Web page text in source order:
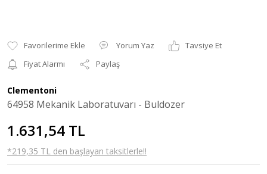
Yorum Yaz
Tavsiye Et
Fiyat Alarmı
Paylaş
Clementoni
64958 Mekanik Laboratuvarı - Buldozer
1.631,54 TL
*219,35 TL den başlayan taksitlerle!!